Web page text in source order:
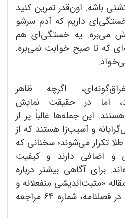
باشه. اون‌قدر تمرین کنید
خستگی‌ای داریم که آدم سرشو
می‌بره. یه خستگی‌ای هم
که تا صبح خوابت نمی‌بره.
اگرچه ظاهر
اما در حقیقت نمایش
این جمله‌ها غالباً پر از
و آسیب‌زا هستند که از
تکرار می‌شوند؛ سخنانی که
و اضافی دارند و کیفیت
برای آگاهی بیشتر درباره
«مثبت‌اندیشی منفعلانه و
مثبت‌اندیشی سازنده»، در فصلنامه، شماره 64 مراجعه